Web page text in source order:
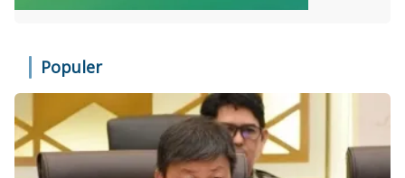
Populer